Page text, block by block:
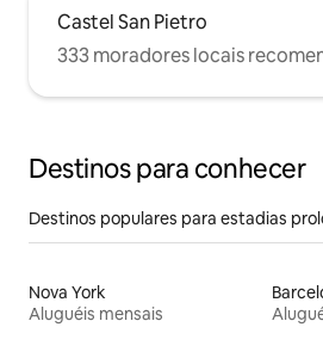
Castel San Pietro
333 moradores locais
Destinos para conhecer
Destinos populares para estadias
Nova York
Aluguéis mensais